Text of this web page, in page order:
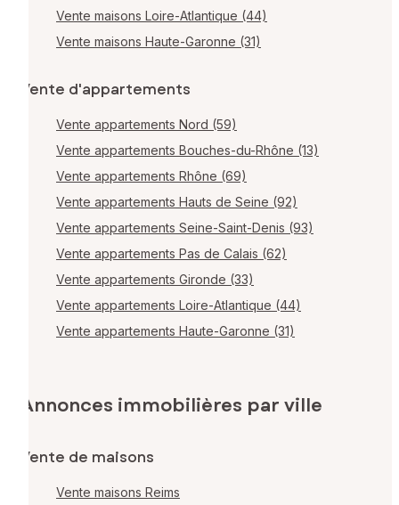
Vente maisons Loire-Atlantique (44)
Vente maisons Haute-Garonne (31)
Vente d'appartements
Vente appartements Nord (59)
Vente appartements Bouches-du-Rhône (13)
Vente appartements Rhône (69)
Vente appartements Hauts de Seine (92)
Vente appartements Seine-Saint-Denis (93)
Vente appartements Pas de Calais (62)
Vente appartements Gironde (33)
Vente appartements Loire-Atlantique (44)
Vente appartements Haute-Garonne (31)
Annonces immobilières par ville
Vente de maisons
Vente maisons Reims